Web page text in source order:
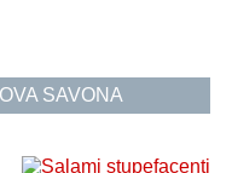
SAVONA